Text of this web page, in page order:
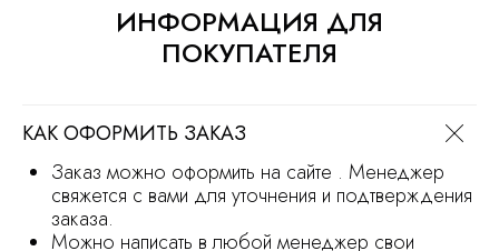
ИНФОРМАЦИЯ ДЛЯ
ПОКУПАТЕЛЯ
КАК ОФОРМИТЬ ЗАКАЗ
Заказ можно оформить на сайте . Менеджер
свяжется с вами для уточнения и подтверждения
заказа.
Можно написать в любой менеджер свои
Сайт носит информационный характер
и не является офертой